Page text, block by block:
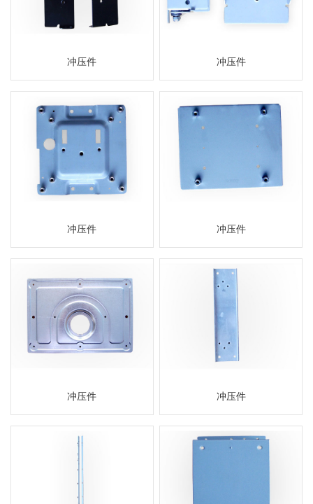
冲压件 冲压件
冲压件 冲压件
冲压件 冲压件